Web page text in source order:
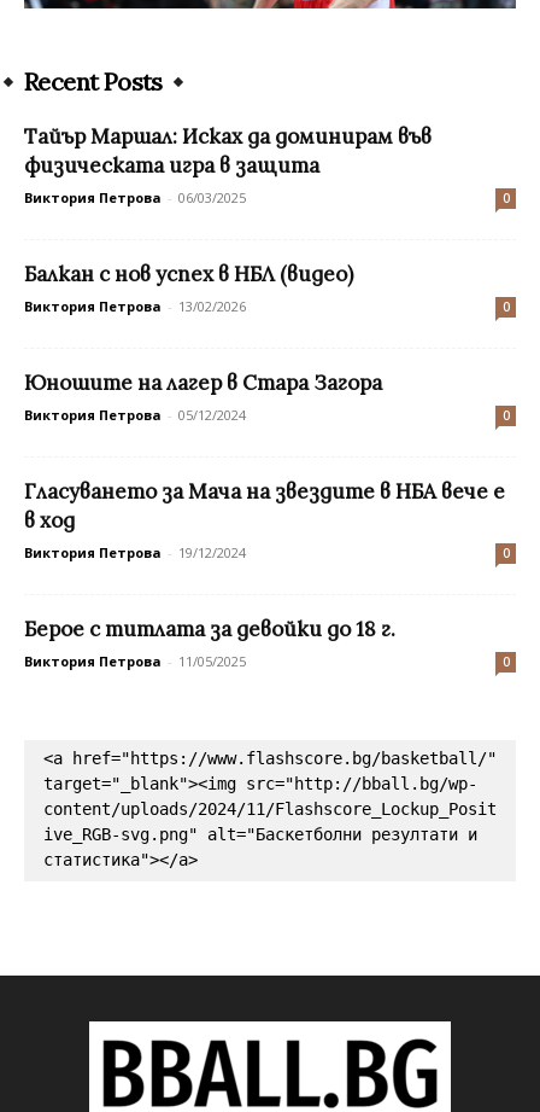
Recent Posts
Тайър Маршал: Исках да доминирам във
физическата игра в защита
Виктория Петрова - 06/03/2025 0
Балкан с нов успех в НБЛ (видео)
Виктория Петрова - 13/02/2026 0
Юношите на лагер в Стара Загора
Виктория Петрова - 05/12/2024 0
Гласуването за Мача на звездите в НБА вече е
в ход
Виктория Петрова - 19/12/2024 0
Берое с титлата за девойки до 18 г.
Виктория Петрова - 11/05/2025 0
<a href="https://www.flashscore.bg/basketball/"
target="_blank"><img src="http://bball.bg/wp-
content/uploads/2024/11/Flashscore_Lockup_Posit
ive_RGB-svg.png" alt="Баскетболни резултати и
статистика"></a>